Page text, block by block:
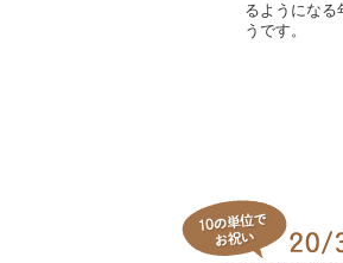
るようになる
うです。